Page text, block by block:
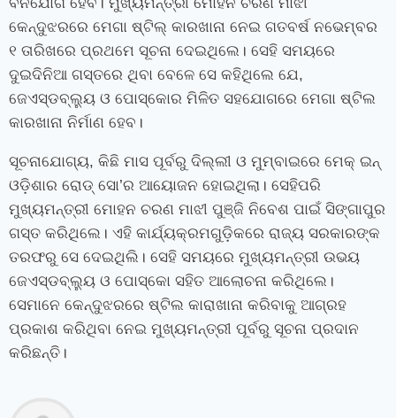
କେନ୍ଦୁଝରରେ ମେଗା ଷ୍ଟିଲ୍‌ କାରଖାନା ନେଇ ଗତବର୍ଷ ‌ନଭେମ୍ବର
୧ ତାରିଖରେ ପ୍ରଥମେ ସୂଚନା ଦେଇଥିଲେ। ସେହି ସମୟରେ
ଦୁଇଦିନିଆ ଗସ୍ତରେ ଥିବା ବେଳେ ସେ କହିଥିଲେ ଯେ,
ଜେଏସ୍‌ଡବ୍ଲ୍ୟୁ ଓ ପୋସ୍କୋର ମିଳିତ ସହଯୋଗରେ ମେଗା ଷ୍ଟିଲ
କାରଖାନା ନିର୍ମାଣ ହେବ।
ସୂଚନାଯୋଗ୍ୟ, କିଛି ମାସ ପୂର୍ବରୁ ଦିଲ୍ଲୀ ଓ ମୁମ୍ବାଇରେ ମେକ୍‌ ଇନ୍‌
ଓଡ଼ିଶାର ରୋଡ୍‌ ସୋ’ର ଆୟୋଜନ ହୋଇଥିଲା। ସେହିପରି
ମୁଖ୍ୟମନ୍ତ୍ରୀ ମୋହନ ଚରଣ ମାଝୀ ପୁଞ୍ଜି ନିବେଶ ପାଇଁ ସିଙ୍ଗାପୁର
ଗସ୍ତ କରିଥିଲେ। ଏହି କାର୍ଯ୍ୟକ୍ରମଗୁଡ଼ିକରେ ରାଜ୍ୟ ସରକାରଙ୍କ
ତରଫରୁ ସେ ଦେଇଥିଲି। ସେହି ସମୟରେ ମୁଖ୍ୟମନ୍ତ୍ରୀ ଉଭୟ
ଜେଏସ୍‌ଡବ୍ଲ୍ୟୁ ଓ ପୋସ୍କୋ ସହିତ ଆଲୋଚନା କରିଥିଲେ।
ସେମାନେ କେନ୍ଦୁଝରରେ ଷ୍ଟିଲ କାରାଖାନା କରିବାକୁ ଆଗ୍ରହ
ପ୍ରକାଶ କରିଥିବା ନେଇ ମୁଖ୍ୟମନ୍ତ୍ରୀ ପୂର୍ବରୁ ସୂଚନା ପ୍ରଦାନ
କରିଛନ୍ତି।